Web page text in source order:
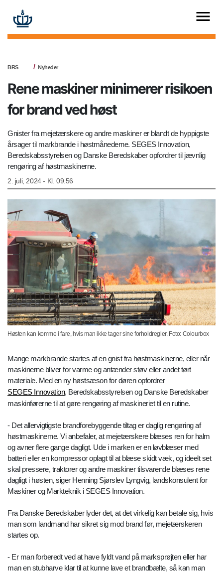
BRS Nyheder
Rene maskiner minimerer risikoen
for brand ved høst
Gnister fra mejetærskere og andre maskiner er blandt de hyppigste
årsager til markbrande i høstmånederne. SEGES Innovation,
Beredskabsstyrelsen og Danske Beredskaber opfordrer til jævnlig
rengøring af høstmaskinerne.
2. juli, 2024 - Kl. 09.56
Høsten kan komme i fare, hvis man ikke tager sine forholdregler. Foto: Colourbox
Mange markbrande startes af en gnist fra høstmaskinerne, eller når
maskinerne bliver for varme og antænder støv eller andet tørt
materiale. Med en ny høstsæson for døren opfordrer
SEGES Innovation, Beredskabsstyrelsen og Danske Beredskaber
maskinførerne til at gøre rengøring af maskineriet til en rutine.
- Det allervigtigste brandforebyggende tiltag er daglig rengøring af
høstmaskinerne. Vi anbefaler, at mejetærskere blæses ren for halm
og avner flere gange dagligt. Ude i marken er en løvblæser med
batteri eller en kompressor oplagt til at blæse skidt væk, og ideelt set
skal pressere, traktorer og andre maskiner tilsvarende blæses rene
dagligt i høsten, siger Henning Sjørslev Lyngvig, landskonsulent for
Maskiner og Markteknik i SEGES Innovation.
Fra Danske Beredskaber lyder det, at det virkelig kan betale sig, hvis
man som landmand har sikret sig mod brand før, mejetærskeren
startes op.
- Er man forberedt ved at have fyldt vand på marksprøjten eller har
man en stubharve klar til at kunne lave et brandbælte, så kan man